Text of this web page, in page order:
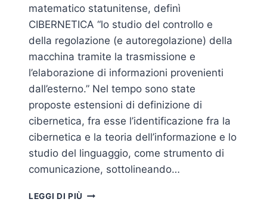
matematico statunitense, definì
CIBERNETICA “lo studio del controllo e
della regolazione (e autoregolazione) della
macchina tramite la trasmissione e
l’elaborazione di informazioni provenienti
dall’esterno.” Nel tempo sono state
proposte estensioni di definizione di
cibernetica, fra esse l’identificazione fra la
cibernetica e la teoria dell’informazione e lo
studio del linguaggio, come strumento di
comunicazione, sottolineando…
LEGGI DI PIÙ DE